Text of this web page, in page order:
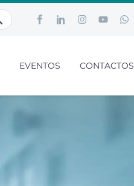
EVENTOS CONTACTOS